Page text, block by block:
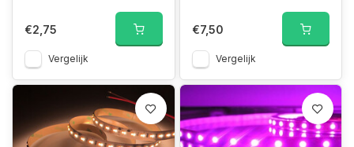
€2,75
Vergelijk
€7,50
Vergelijk